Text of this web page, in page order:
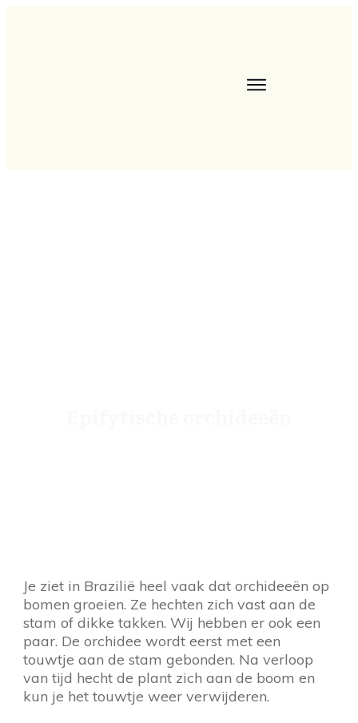
Je ziet in Brazilië heel vaak dat orchideeën op
bomen groeien. Ze hechten zich vast aan de
stam of dikke takken. Wij hebben er ook een
paar. De orchidee wordt eerst met een
touwtje aan de stam gebonden. Na verloop
van tijd hecht de plant zich aan de boom en
kun je het touwtje weer verwijderen.